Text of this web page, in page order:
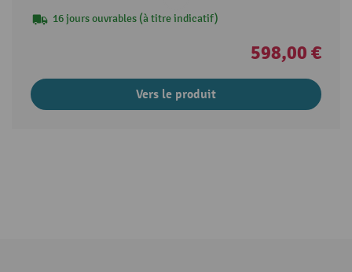
16 jours ouvrables (à titre indicatif)
598,00 €
Vers le produit